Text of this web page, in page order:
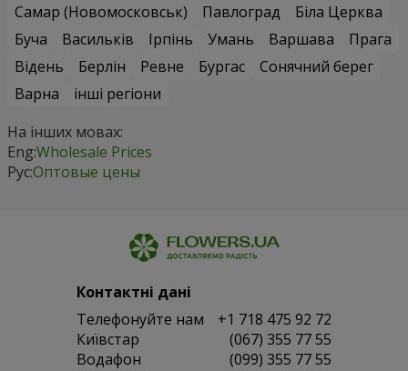
Самар (Новомосковськ)
Павлоград
Біла Церква
Буча
Васильків Ірпінь Умань Варшава
Прага
Відень
Берлін Ревне Бургас
Сонячний берег
Варна
інші регіони
На інших мовах:
Eng:Wholesale Prices
Рус:Оптовые цены
Контактні дані
Телефонуйте нам
+1 718 475 92 72
Київстар
(067) 355 77 55
Водафон
(099) 355 77 55